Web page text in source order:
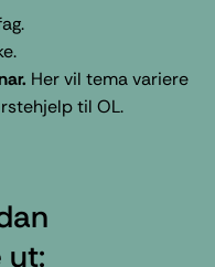
Her vil tema variere
til OL.
ut: